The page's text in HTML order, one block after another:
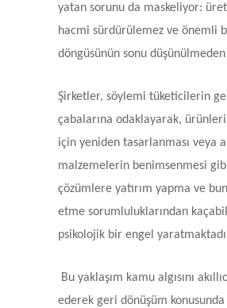
yatan sorunu da maskeliyor:
hacmi sürdürülemez ve önemli
döngüsünün sonu düşünülmeden
Şirketler, söylemi tüketicilerin
çabalarına odaklayarak,
için yeniden tasarlanması veya
malzemelerin benimsenmesi
çözümlere yatırım yapma ve
etme sorumluluklarından
psikolojik bir engel
Bu yaklaşım kamu algısını
ederek geri dönüşüm konusunda